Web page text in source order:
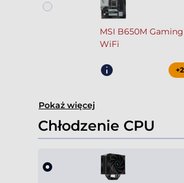
MSI B650M
WiFi
Pokaż więcej
Chłodzenie CPU